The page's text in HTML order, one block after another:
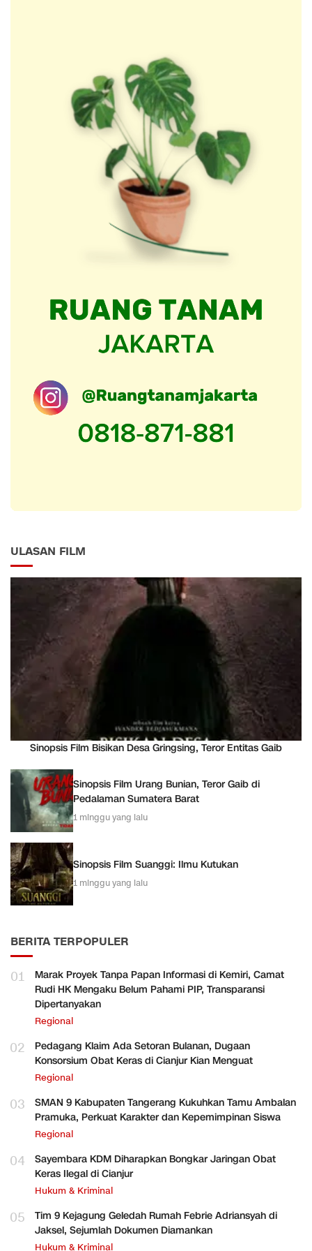
ULASAN FILM
Sinopsis Film Bisikan Desa Gringsing, Teror Entitas Gaib
Sinopsis Film Urang Bunian, Teror Gaib di
Pedalaman Sumatera Barat
1 minggu yang lalu
Sinopsis Film Suanggi: Ilmu Kutukan
1 minggu yang lalu
BERITA TERPOPULER
01
Marak Proyek Tanpa Papan Informasi di Kemiri, Camat
Rudi HK Mengaku Belum Pahami PIP, Transparansi
Dipertanyakan
Regional
02
Pedagang Klaim Ada Setoran Bulanan, Dugaan
Konsorsium Obat Keras di Cianjur Kian Menguat
Regional
03
SMAN 9 Kabupaten Tangerang Kukuhkan Tamu Ambalan
Pramuka, Perkuat Karakter dan Kepemimpinan Siswa
Regional
04
Sayembara KDM Diharapkan Bongkar Jaringan Obat
Keras Ilegal di Cianjur
Hukum & Kriminal
05
Tim 9 Kejagung Geledah Rumah Febrie Adriansyah di
Jaksel, Sejumlah Dokumen Diamankan
Hukum & Kriminal